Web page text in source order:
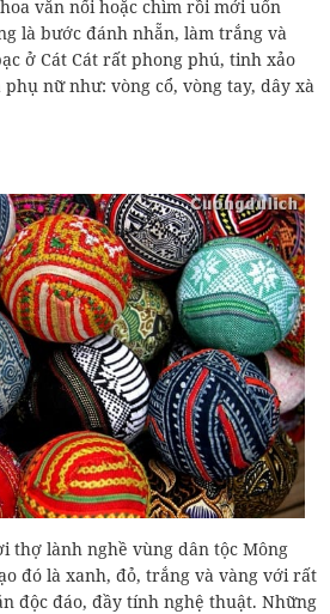
văn nổi hoặc chìm rồi mới uốn
là bước đánh nhẵn, làm trắng và
ở Cát Cát rất phong phú, tinh xảo
nữ như: vòng cổ, vòng tay, dây xà
thợ lành nghề vùng dân tộc Mông
đó là xanh, đỏ, trắng và vàng với rất
độc đáo, đầy tính nghệ thuật. Những